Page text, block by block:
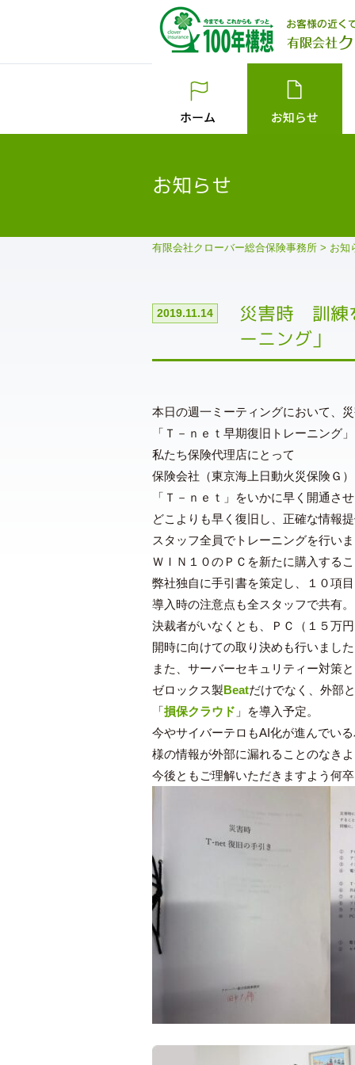
お知らせ
有限会社クローバー総合保険事務所 > お知
災害時 訓練
ーニング」
2019.11.14
本日の週一ミーティングにおいて、
「Ｔ－ｎｅｔ早期復旧トレーニング」
私たち保険代理店にとって
保険会社（東京海上日動火災保険Ｇ
「Ｔ－ｎｅｔ」をいかに早く開通さ
どこよりも早く復旧し、正確な情報
スタッフ全員でトレーニングを行い
ＷＩＮ１０のＰＣを新たに購入する
弊社独自に手引書を策定し、１０項
導入時の注意点も全スタッフで共有。
決裁者がいなくとも、ＰＣ（１５万
開時に向けての取り決めも行いまし
また、サーバーセキュリティー対策
ゼロックス製Beatだけでなく、外部
「損保クラウド 」を導入予定。
今やサイバーテロもAI化が進んでい
様の情報が外部に漏れることのなき
今後ともご理解いただきますよう何